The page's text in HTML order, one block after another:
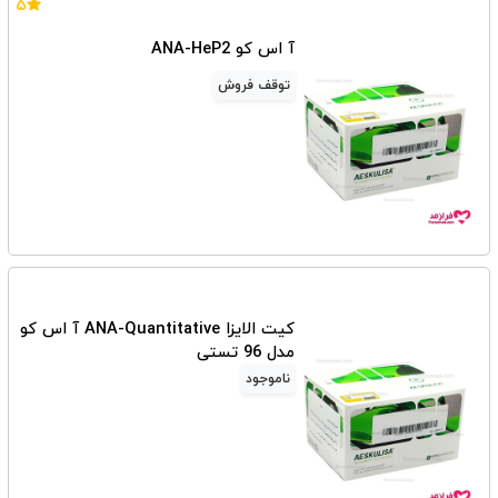
آ اس کو ANA-HeP2
توقف فروش
۵
کیت الایزا ANA-Quantitative آ اس کو
مدل 96 تستی
ناموجود